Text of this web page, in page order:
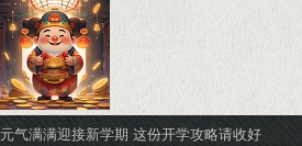
元气满满迎接新学期 这份开学攻略请收好